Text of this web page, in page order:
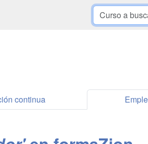
continua